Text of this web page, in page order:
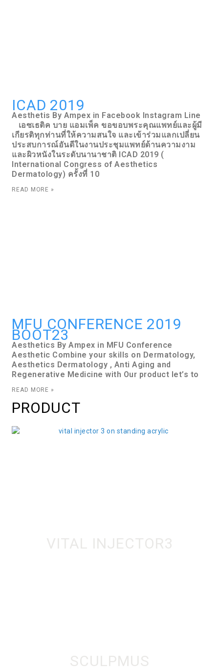
ICAD 2019
Aesthetis By Ampex in Facebook Instagram Line
เอซเธติค บาย แอมเพ็ค ขอขอบพระคุณแพทย์และผู้มี
เกียรติทุกท่านที่ให้ความสนใจ และเข้าร่วมแลกเปลี่ยน
ประสบการณ์อันดีในงานประชุมแพทย์ด้านความงาม
และผิวหนังในระดับนานาชาติ ICAD 2019 (
International Congress of Aesthetics
Dermatology) ครั้งที่ 10
READ MORE »
MFU CONFERENCE 2019
BOOT23
Aesthetics By Ampex in MFU Conference
Aesthetic Combine your skills on Dermatology,
Aesthetics Dermatology , Anti Aging and
Regenerative Medicine with Our product let’s to
READ MORE »
PRODUCT
VITAL INJECTOR3
SCULPMUS